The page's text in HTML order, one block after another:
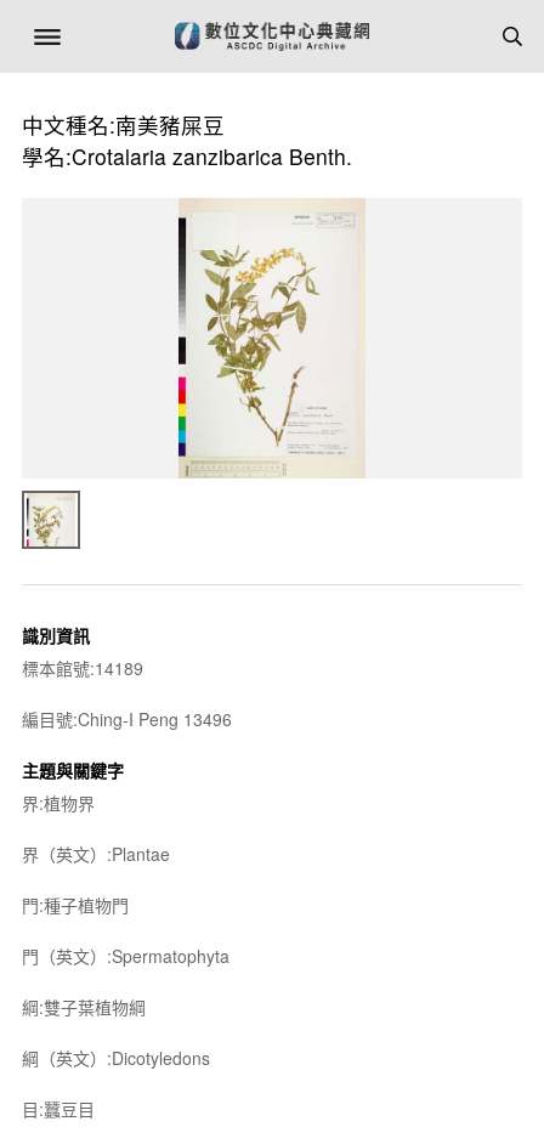
中文種名:南美豬屎豆
學名:Crotalaria zanzibarica Benth.
識別資訊
標本館號:14189
編目號:Ching-I Peng 13496
主題與關鍵字
界:植物界
界（英文）:Plantae
門:種子植物門
門（英文）:Spermatophyta
綱:雙子葉植物綱
綱（英文）:Dicotyledons
目:蠶豆目